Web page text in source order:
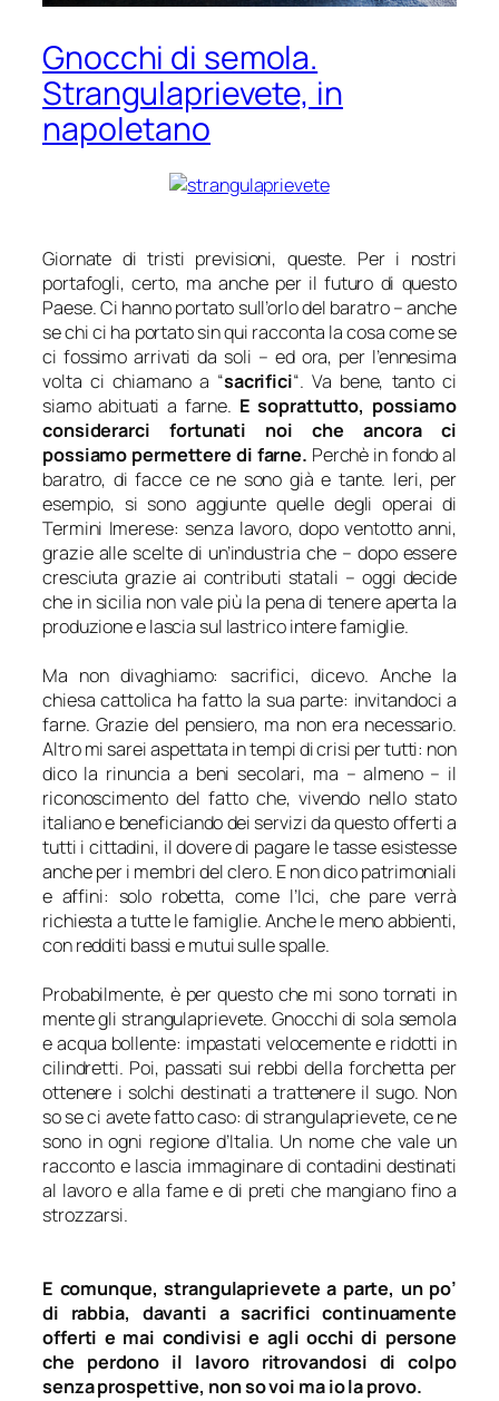
Gnocchi di semola.
Strangulaprievete, in
napoletano
Giornate di tristi previsioni, queste. Per i nostri
portafogli, certo, ma anche per il futuro di questo
Paese. Ci hanno portato sull’orlo del baratro – anche
se chi ci ha portato sin qui racconta la cosa come se
ci fossimo arrivati da soli – ed ora, per l’ennesima
volta ci chiamano a “sacrifici“. Va bene, tanto ci
siamo abituati a farne. E soprattutto, possiamo
considerarci fortunati noi che ancora ci
possiamo permettere di farne. Perchè in fondo al
baratro, di facce ce ne sono già e tante. Ieri, per
esempio, si sono aggiunte quelle degli operai di
Termini Imerese: senza lavoro, dopo ventotto anni,
grazie alle scelte di un’industria che – dopo essere
cresciuta grazie ai contributi statali – oggi decide
che in sicilia non vale più la pena di tenere aperta la
produzione e lascia sul lastrico intere famiglie.
Ma non divaghiamo: sacrifici, dicevo. Anche la
chiesa cattolica ha fatto la sua parte: invitandoci a
farne. Grazie del pensiero, ma non era necessario.
Altro mi sarei aspettata in tempi di crisi per tutti: non
dico la rinuncia a beni secolari, ma – almeno – il
riconoscimento del fatto che, vivendo nello stato
italiano e beneficiando dei servizi da questo offerti a
tutti i cittadini, il dovere di pagare le tasse esistesse
anche per i membri del clero. E non dico patrimoniali
e affini: solo robetta, come l’Ici, che pare verrà
richiesta a tutte le famiglie. Anche le meno abbienti,
con redditi bassi e mutui sulle spalle.
Probabilmente, è per questo che mi sono tornati in
mente gli strangulaprievete. Gnocchi di sola semola
e acqua bollente: impastati velocemente e ridotti in
cilindretti. Poi, passati sui rebbi della forchetta per
ottenere i solchi destinati a trattenere il sugo. Non
so se ci avete fatto caso: di strangulaprievete, ce ne
sono in ogni regione d’Italia. Un nome che vale un
racconto e lascia immaginare di contadini destinati
al lavoro e alla fame e di preti che mangiano fino a
strozzarsi.
E comunque, strangulaprievete a parte, un po’
di rabbia, davanti a sacrifici continuamente
offerti e mai condivisi e agli occhi di persone
che perdono il lavoro ritrovandosi di colpo
senza prospettive, non so voi ma io la provo.